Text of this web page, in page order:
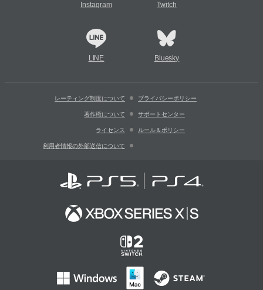
Instagram Twitch
LINE Bluesky
レーティング制度について プライバシーポリシー
著作権について サポートセンター
ライセンス ルール＆ポリシー
利用者情報の外部送信について